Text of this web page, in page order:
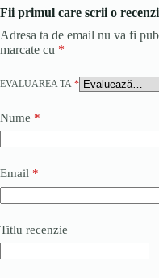
Fii primul care scrii o
Adresa ta de email nu va fi
marcate cu *
EVALUAREA TA *
Nume *
Email *
Titlu recenzie